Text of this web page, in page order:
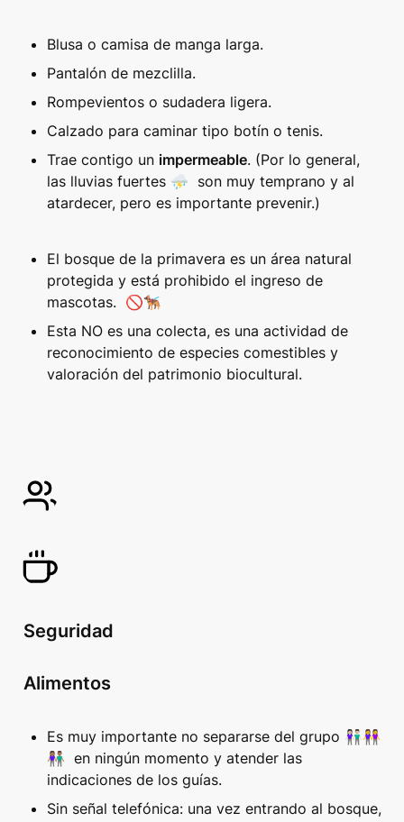
Blusa o camisa de manga larga.
Pantalón de mezclilla.
Rompevientos o sudadera ligera.
Calzado para caminar tipo botín o tenis.
Trae contigo un impermeable. (Por lo general,
las lluvias fuertes ⛈️  son muy temprano y al
atardecer, pero es importante prevenir.)
El bosque de la primavera es un área natural
protegida y está prohibido el ingreso de
mascotas.  🚫🐕‍🦺
Esta NO es una colecta, es una actividad de
reconocimiento de especies comestibles y
valoración del patrimonio biocultural.
Seguridad
Alimentos
Es muy importante no separarse del grupo 👫🏻👭
👫🏽  en ningún momento y atender las
indicaciones de los guías.
Sin señal telefónica: una vez entrando al bosque,